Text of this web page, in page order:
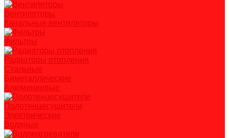
Вентиляторы
Канальные вентиляторы
Фильтры
Радиаторы отопления
Стальные
Биметаллические
Алюминиевые
Полотенцесушители
Электрические
Водяные